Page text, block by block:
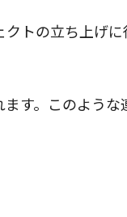
トの立ち上げに
す。このよう